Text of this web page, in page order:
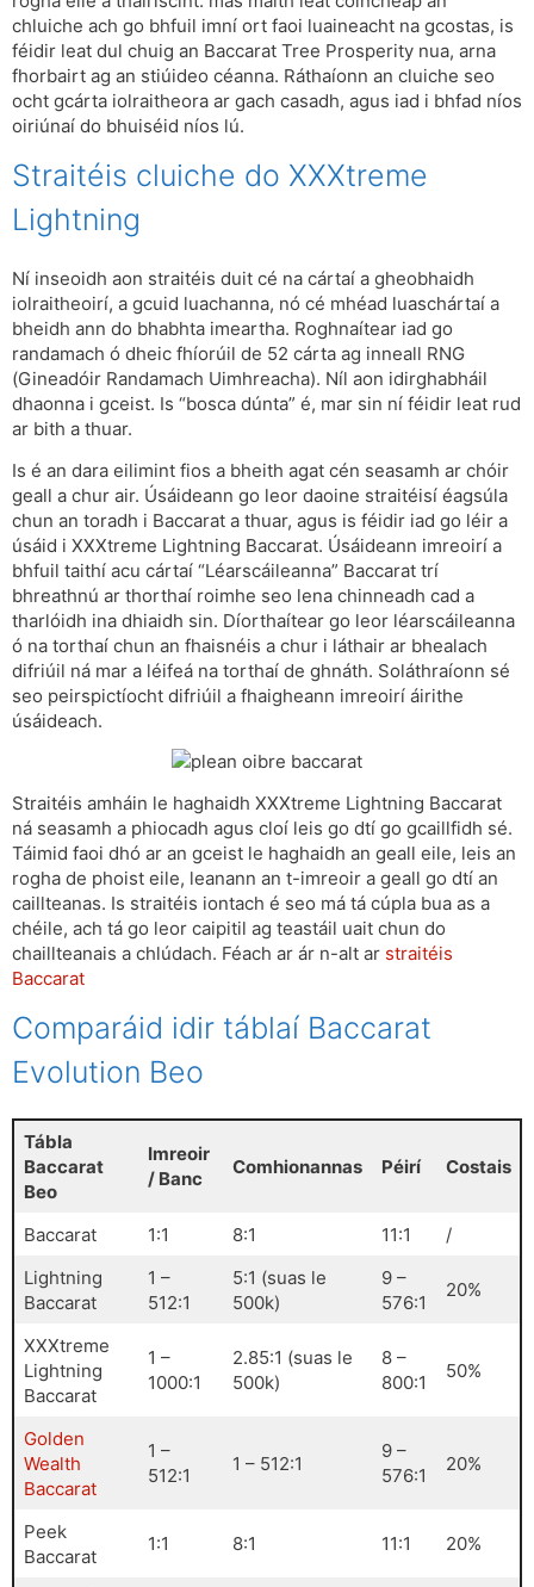
chluiche ach go bhfuil imní ort faoi luaineacht na gcostas, is
féidir leat dul chuig an Baccarat Tree Prosperity nua, arna
fhorbairt ag an stiúideo céanna. Ráthaíonn an cluiche seo
ocht gcárta iolraitheora ar gach casadh, agus iad i bhfad níos
oiriúnaí do bhuiséid níos lú.
Straitéis cluiche do XXXtreme
Lightning
Ní inseoidh aon straitéis duit cé na cártaí a gheobhaidh
iolraitheoirí, a gcuid luachanna, nó cé mhéad luaschártaí a
bheidh ann do bhabhta imeartha. Roghnaítear iad go
randamach ó dheic fhíorúil de 52 cárta ag inneall RNG
(Gineadóir Randamach Uimhreacha). Níl aon idirghabháil
dhaonna i gceist. Is “bosca dúnta” é, mar sin ní féidir leat rud
ar bith a thuar.
Is é an dara eilimint fios a bheith agat cén seasamh ar chóir
geall a chur air. Úsáideann go leor daoine straitéisí éagsúla
chun an toradh i Baccarat a thuar, agus is féidir iad go léir a
úsáid i XXXtreme Lightning Baccarat. Úsáideann imreoirí a
bhfuil taithí acu cártaí “Léarscáileanna” Baccarat trí
bhreathnú ar thorthaí roimhe seo lena chinneadh cad a
tharlóidh ina dhiaidh sin. Díorthaítear go leor léarscáileanna
ó na torthaí chun an fhaisnéis a chur i láthair ar bhealach
difriúil ná mar a léifeá na torthaí de ghnáth. Soláthraíonn sé
seo peirspictíocht difriúil a fhaigheann imreoirí áirithe
úsáideach.
Straitéis amháin le haghaidh XXXtreme Lightning Baccarat
ná seasamh a phiocadh agus cloí leis go dtí go gcaillfidh sé.
Táimid faoi dhó ar an gceist le haghaidh an geall eile, leis an
rogha de phoist eile, leanann an t-imreoir a geall go dtí an
caillteanas. Is straitéis iontach é seo má tá cúpla bua as a
chéile, ach tá go leor caipitil ag teastáil uait chun do
chaillteanais a chlúdach. Féach ar ár n-alt ar straitéis
Baccarat
Comparáid idir táblaí Baccarat
Evolution Beo
Tábla
Baccarat
Beo
Imreoir
/ Banc
Comhionannas Péirí Costais
Baccarat 1:1 8:1 11:1
/
Lightning
Baccarat
1 –
512:1
5:1 (suas le
500k)
9 –
576:1
20%
XXXtreme
Lightning
Baccarat
1 –
1000:1
2.85:1 (suas le
500k)
8 –
800:1
50%
Golden
Wealth
Baccarat
1 –
512:1
1 – 512:1
9 –
576:1
20%
Peek
Baccarat
1:1 8:1 11:1 20%